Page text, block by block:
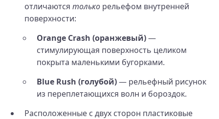
отличаются только рельефом внутренней
поверхности:
Orange Crash (оранжевый)—
стимулирующая поверхность целиком
покрыта маленькими бугорками.
Blue Rush (голубой)— рельефный рисунок
из переплетающихся волн и бороздок.
Расположенные с двух сторон пластиковые